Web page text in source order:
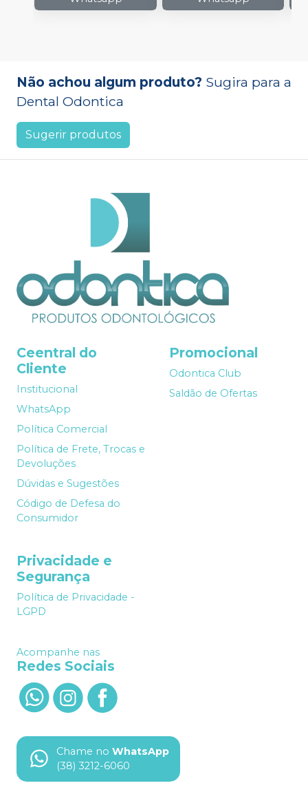
Não achou algum produto? Sugira para a
Dental Odontica
Sugerir produtos
Ceentral do
Cliente
Institucional
WhatsApp
Política Comercial
Política de Frete, Trocas e
Devoluções
Dúvidas e Sugestões
Código de Defesa do
Consumidor
Promocional
Odontica Club
Saldão de Ofertas
Privacidade e
Segurança
Política de Privacidade -
LGPD
Acompanhe nas
Redes Sociais
Chame no WhatsApp
(38) 3212-6060